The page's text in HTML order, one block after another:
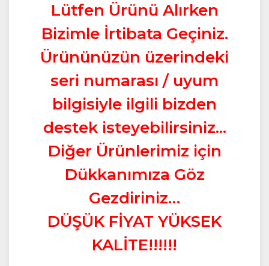
Lütfen Ürünü Alırken
Bizimle İrtibata Geçiniz.
Ürününüzün üzerindeki
seri numarası / uyum
bilgisiyle ilgili bizden
destek isteyebilirsiniz...
Diğer Ürünlerimiz için
Dükkanımıza Göz
Gezdiriniz…
DÜŞÜK FİYAT YÜKSEK
KALİTE!!!!!!